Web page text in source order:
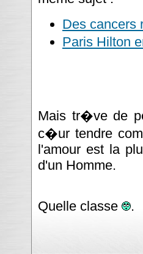
Des
Paris Hilton
Mais tr�ve de
c�ur tendre
l'amour est la
d'un Homme.
Quelle classe .